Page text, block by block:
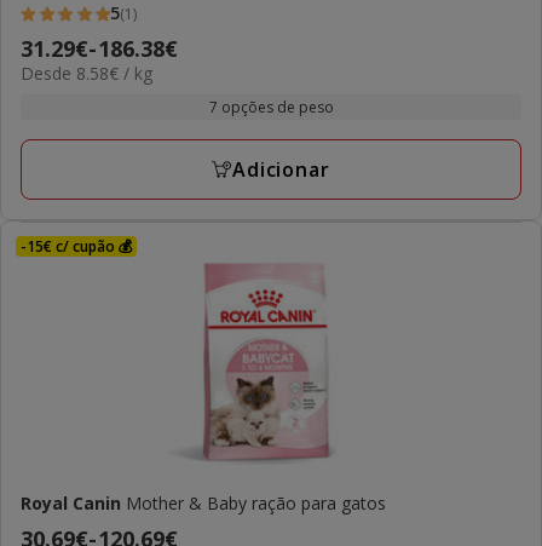
5
estrelas
com
avaliações
5(1)
Preço
de
a
31.29€-186.38€
8.58€
Desde 8.58€ / kg
7 opções de peso
Adicionar
-15€ c/ cupão 💰
Royal Canin Mother & Baby ração para gatos
Preço
30.69€-120.69€